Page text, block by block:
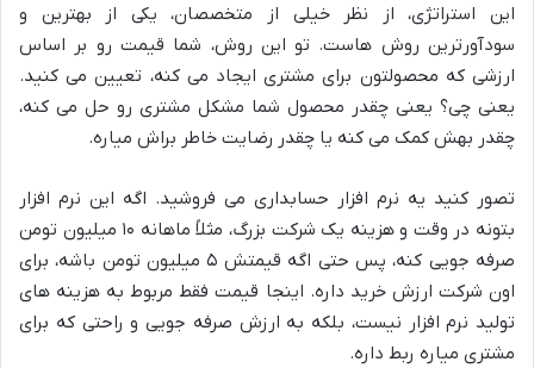
این استراتژی، از نظر خیلی از متخصصان، یکی از بهترین و
سودآورترین روش هاست. تو این روش، شما قیمت رو بر اساس
ارزشی که محصولتون برای مشتری ایجاد می کنه، تعیین می کنید.
یعنی چی؟ یعنی چقدر محصول شما مشکل مشتری رو حل می کنه،
چقدر بهش کمک می کنه یا چقدر رضایت خاطر براش میاره.
تصور کنید یه نرم افزار حسابداری می فروشید. اگه این نرم افزار
بتونه در وقت و هزینه یک شرکت بزرگ، مثلاً ماهانه ۱۰ میلیون تومن
صرفه جویی کنه، پس حتی اگه قیمتش ۵ میلیون تومن باشه، برای
اون شرکت ارزش خرید داره. اینجا قیمت فقط مربوط به هزینه های
تولید نرم افزار نیست، بلکه به ارزش صرفه جویی و راحتی که برای
مشتری میاره ربط داره.